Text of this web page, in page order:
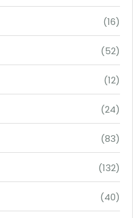
(16)
(52)
(12)
(24)
(83)
(132)
(40)